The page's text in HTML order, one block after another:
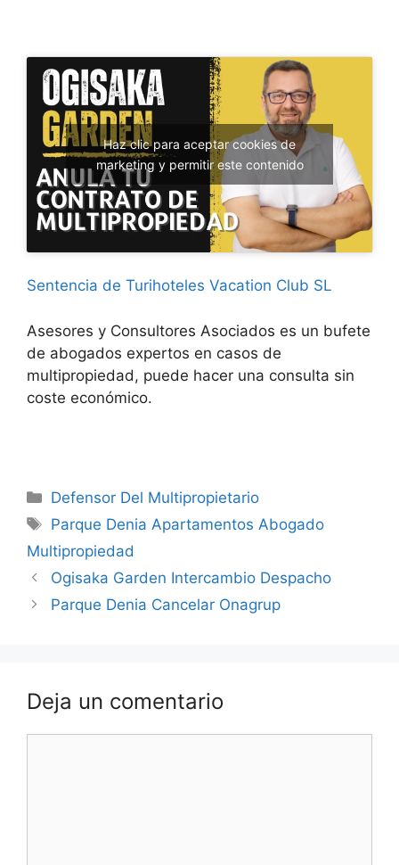
Haz clic para aceptar cookies de
marketing y permitir este contenido
Sentencia de Turihoteles Vacation Club SL
Asesores y Consultores Asociados es un bufete
de abogados expertos en casos de
multipropiedad, puede hacer una consulta sin
coste económico.
Categorías
Defensor Del Multipropietario
Etiquetas
Parque Denia Apartamentos Abogado
Multipropiedad
Ogisaka Garden Intercambio Despacho
Parque Denia Cancelar Onagrup
Deja un comentario